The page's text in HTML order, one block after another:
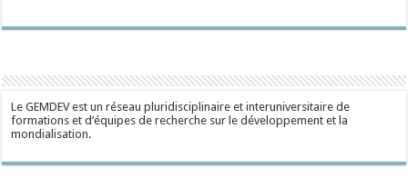
Le GEMDEV est un réseau pluridisciplinaire et interuniversitaire de
formations et d’équipes de recherche sur le développement et la
mondialisation.